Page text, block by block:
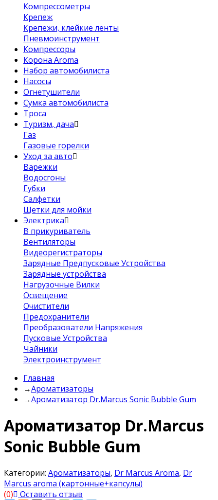
Компрессометры
Крепеж
Крепежи, клейкие ленты
Пневмоинструмент
Компрессоры
Корона Aroma
Набор автомобилиста
Насосы
Огнетушители
Сумка автомобилиста
Троса
Туризм, дача
Газ
Газовые горелки
Уход за авто
Варежки
Водосгоны
Губки
Салфетки
Щетки для мойки
Электрика
В прикуриватель
Вентиляторы
Видеорегистраторы
Зарядные Предпусковые Устройства
Зарядные устройства
Нагрузочные Вилки
Освещение
Очистители
Предохранители
Преобразователи Напряжения
Пусковые Устройства
Чайники
Электроинструмент
Главная
→Ароматизаторы
→Ароматизатор Dr.Marcus Sonic Bubble Gum
Ароматизатор Dr.Marcus
Sonic Bubble Gum
Категории: Ароматизаторы, Dr Marcus Aroma, Dr
Marcus aroma (картонные+капсулы)
(0)
Оставить отзыв